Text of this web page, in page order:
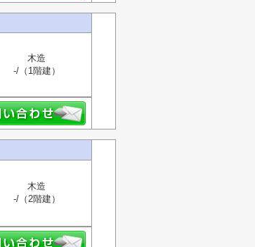
木造
-/（1階建）
木造
-/（2階建）